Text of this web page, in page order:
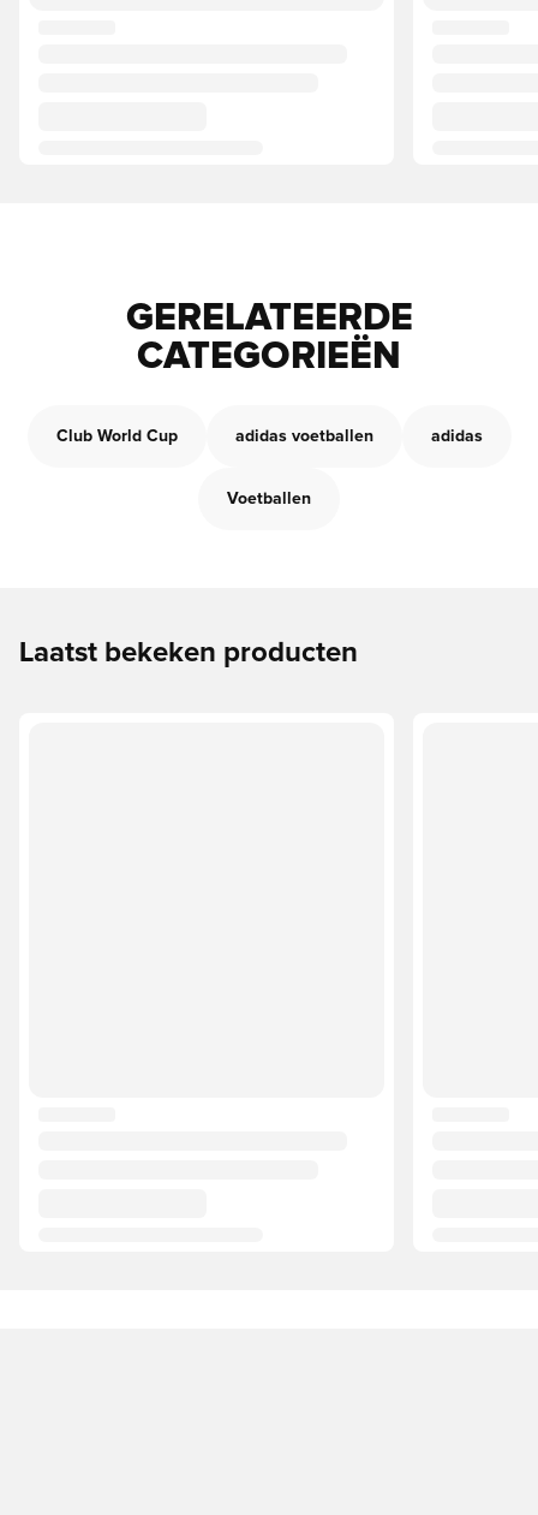
GERELATEERDE
CATEGORIEËN
Club World Cup adidas voetballen adidas
Voetballen
Laatst bekeken producten